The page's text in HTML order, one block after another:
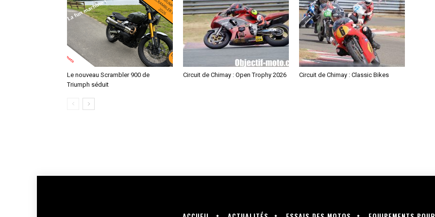
Le nouveau Scrambler 900 de
Triumph séduit
Circuit de Chimay : Open Trophy 2026 Circuit de Chimay : Classic Bikes